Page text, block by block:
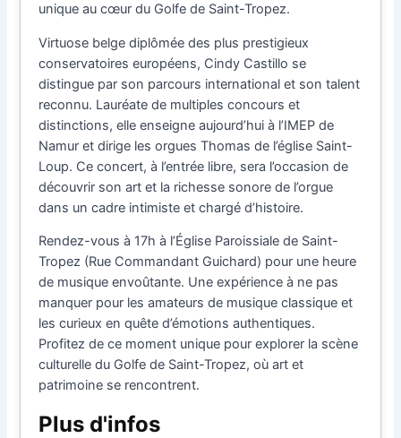
unique au cœur du Golfe de Saint-Tropez.
Virtuose belge diplômée des plus prestigieux
conservatoires européens, Cindy Castillo se
distingue par son parcours international et son talent
reconnu. Lauréate de multiples concours et
distinctions, elle enseigne aujourd’hui à l’IMEP de
Namur et dirige les orgues Thomas de l’église Saint-
Loup. Ce concert, à l’entrée libre, sera l’occasion de
découvrir son art et la richesse sonore de l’orgue
dans un cadre intimiste et chargé d’histoire.
Rendez-vous à 17h à l’Église Paroissiale de Saint-
Tropez (Rue Commandant Guichard) pour une heure
de musique envoûtante. Une expérience à ne pas
manquer pour les amateurs de musique classique et
les curieux en quête d’émotions authentiques.
Profitez de ce moment unique pour explorer la scène
culturelle du Golfe de Saint-Tropez, où art et
patrimoine se rencontrent.
Plus d'infos